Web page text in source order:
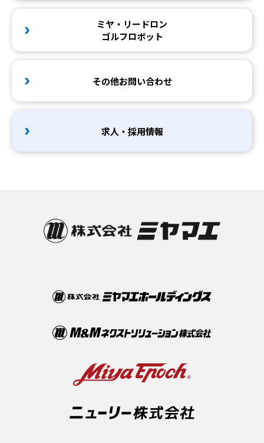
ミヤ・リードロン
ゴルフロボット
その他お問い合わせ
求人・採用情報